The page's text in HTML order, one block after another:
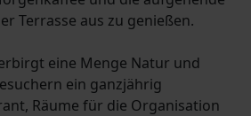
Terrasse aus zu genießen.
eine Menge Natur und
ein ganzjährig
Räume für die Organisation